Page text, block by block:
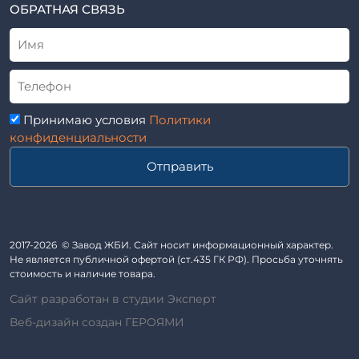
Трубы асбоцементные
Приставки железобетонные (пасынки) Серия 3.407-57 и
ГОСТ 14295-75
Лестничные марши
Автопавильоны
Анкера железобетонные
Балки железобетонные
Блоки железобетонные
Кабины санитарно-технические
Капители колонн
ТУ
Альбом
ОБРАТНАЯ СВЯЗЬ
Принимаю условия Политики
конфиденциальности
Отправить
2017-2026 © Завод ЖБИ. Сайт носит информационный характер.
Не является публичной офертой (ст.435 ГК РФ). Просьба уточнять
стоимость и наличие товара.
Сайт разработан в студии Эксперт
Веб-дизайн создан ГЕРОЯМИ